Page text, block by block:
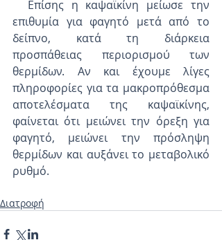
επιθυμία για φαγητό μετά από το
δείπνο, κατά τη διάρκεια
προσπάθειας περιορισμού των
θερμίδων. Αν και έχουμε λίγες
πληροφορίες για τα μακροπρόθεσμα
αποτελέσματα της καψαϊκίνης,
φαίνεται ότι μειώνει την όρεξη για
φαγητό, μειώνει την πρόσληψη
θερμίδων και αυξάνει το μεταβολικό
ρυθμό.
Διατροφή